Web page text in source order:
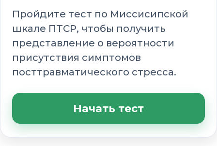
Пройдите тест по Миссисипской
шкале ПТСР, чтобы получить
представление о вероятности
присутствия симптомов
посттравматического стресса.
Начать тест